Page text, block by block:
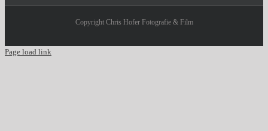
Copyright Chris Hofer Fotografie & Film
Page load link